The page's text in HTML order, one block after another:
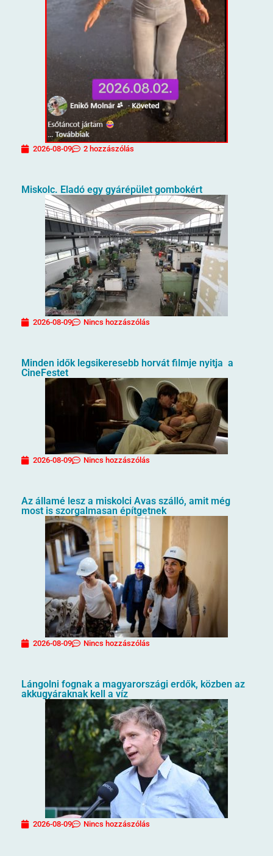
2026-08-09 2 hozzászólás
Miskolc. Eladó egy gyárépület gombokért
2026-08-09 Nincs hozzászólás
Minden idők legsikeresebb horvát filmje nyitja a
CineFestet
2026-08-09 Nincs hozzászólás
Az államé lesz a miskolci Avas szálló, amit még
most is szorgalmasan építgetnek
2026-08-09 Nincs hozzászólás
Lángolni fognak a magyarországi erdők, közben az
akkugyáraknak kell a víz
2026-08-09 Nincs hozzászólás